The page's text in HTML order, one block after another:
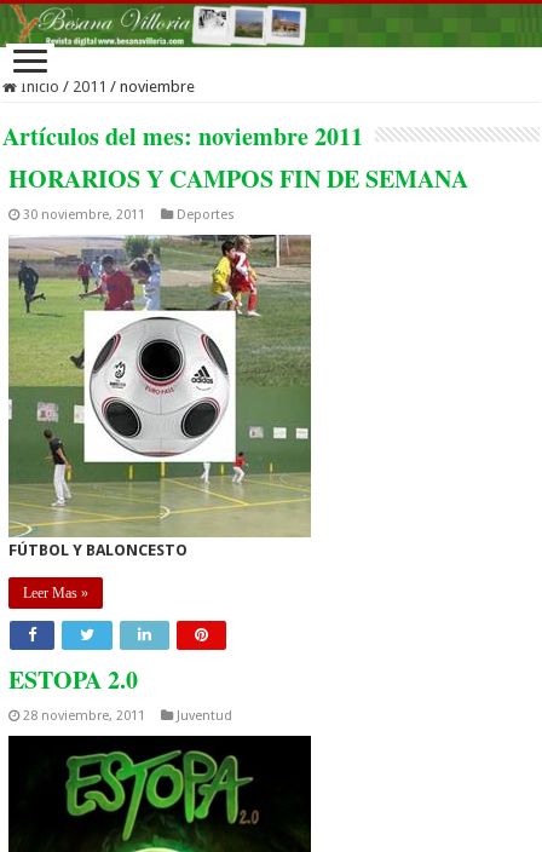
Inicio / 2011 / noviembre
Artículos del mes:noviembre 2011
HORARIOS Y CAMPOS FIN DE SEMANA
30 noviembre, 2011 Deportes
FÚTBOL Y BALONCESTO
Leer Mas »
ESTOPA 2.0
28 noviembre, 2011 Juventud